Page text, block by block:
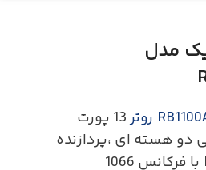
مدل
13 پورت
دو هسته ای ،پردازنده
P202ASSE2KFB با فرکانس 1066